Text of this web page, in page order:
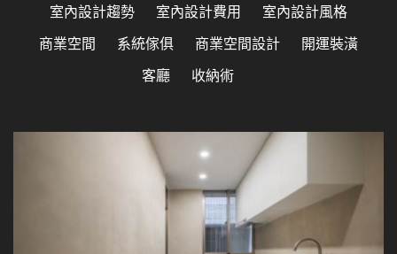
室內設計趨勢 室內設計費用 室內設計風格
商業空間 系統傢俱 商業空間設計 開運裝潢
客廳 收納術